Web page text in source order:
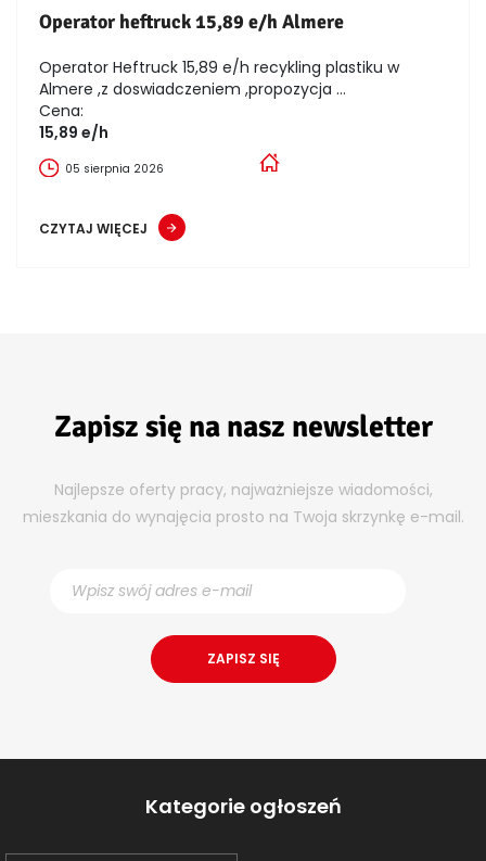
Operator heftruck 15,89 e/h Almere
Operator Heftruck 15,89 e/h recykling plastiku w
Almere ,z doswiadczeniem ,propozycja ...
Cena:
15,89 e/h
05 sierpnia 2026
CZYTAJ WIĘCEJ
Zapisz się na nasz newsletter
Najlepsze oferty pracy, najważniejsze wiadomości,
mieszkania do wynajęcia prosto na Twoja skrzynkę e-mail.
Kategorie ogłoszeń